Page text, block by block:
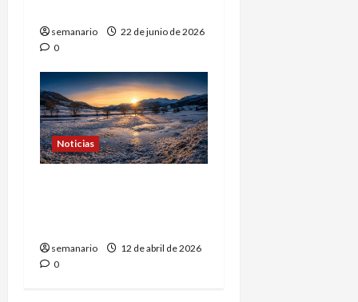
semanario
22 de junio de 2026
0
Noticias
semanario
12 de abril de 2026
0